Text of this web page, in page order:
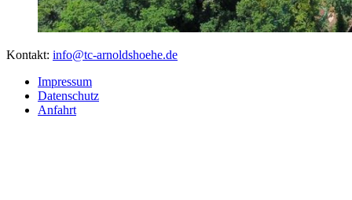
Kontakt: info@tc-arnoldshoehe.de
Impressum
Datenschutz
Anfahrt